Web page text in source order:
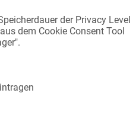
der Privacy Level
dem Cookie Consent Tool